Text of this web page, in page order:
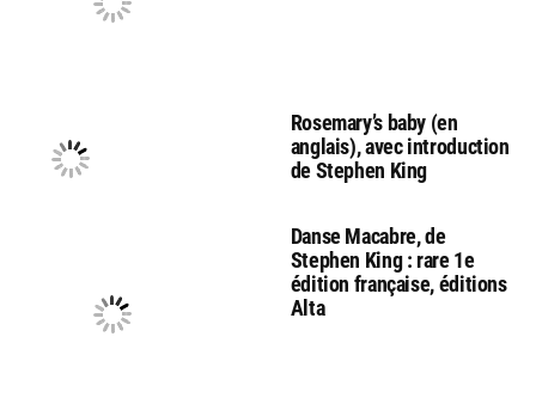
Rosemary’s baby (en
anglais), avec introduction
de Stephen King
Danse Macabre, de
Stephen King : rare 1e
édition française, éditions
Alta